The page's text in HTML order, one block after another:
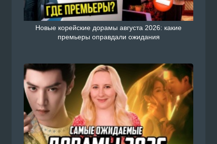
Новые корейские дорамы августа 2026: какие
премьеры оправдали ожидания